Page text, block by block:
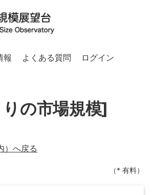
報 よくある質問
ログイン
の市場規模]
）へ戻る
（* 有料）